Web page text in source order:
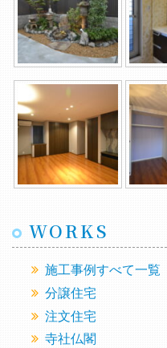
WORKS
施工事例すべて一覧
分譲住宅
注文住宅
寺社仏閣